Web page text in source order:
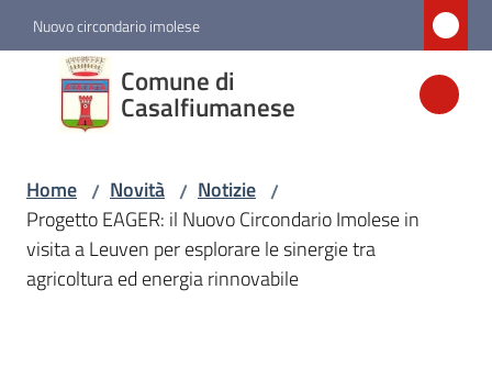
Vai al contenuto
Vai alla navigazione
Vai al footer
Nuovo circondario imolese
Comune di
Casalfiumanese
Comune di
Casalfiumanese
Amministrazione
Novità
Menu selezionato
Home / Novità / Notizie /
Progetto EAGER: il Nuovo Circondario Imolese in
visita a Leuven per esplorare le sinergie tra
agricoltura ed energia rinnovabile